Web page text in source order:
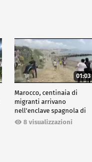
01:03
Marocco, centinaia di
migranti arrivano
nell'enclave spagnola di
Ceuta8 visualizzazioni